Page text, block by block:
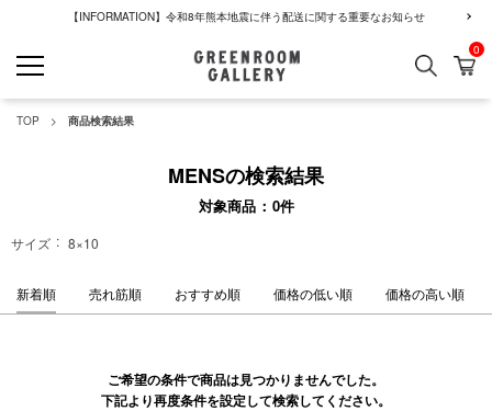
【INFORMATION】令和8年熊本地震に伴う配送に関する重要なお知らせ
検索 カ
0
TOP 商品検索結果
MENSの検索結果
対象商品 0件
サイズ 8×10
新着順 売れ筋順 おすすめ順 価格の低い順 価格の高い順
ご希望の条件で商品は見つかりませんでした。
下記より再度条件を設定して検索してください。